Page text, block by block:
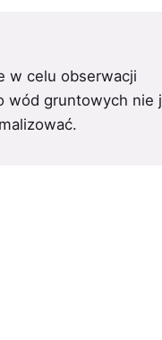
w celu obserwacji
wód gruntowych nie